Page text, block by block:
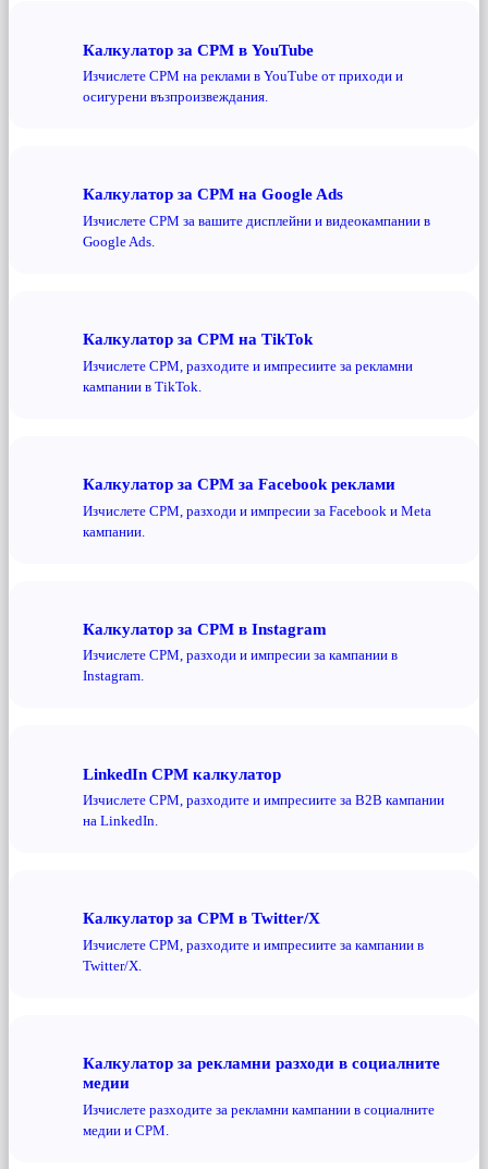
Калкулатор за CPM в YouTube
Изчислете CPM на реклами в YouTube от приходи и
осигурени възпроизвеждания.
Калкулатор за CPM на Google Ads
Изчислете CPM за вашите дисплейни и видеокампании в
Google Ads.
Калкулатор за CPM на TikTok
Изчислете CPM, разходите и импресиите за рекламни
кампании в TikTok.
Калкулатор за CPM за Facebook реклами
Изчислете CPM, разходи и импресии за Facebook и Meta
кампании.
Калкулатор за CPM в Instagram
Изчислете CPM, разходи и импресии за кампании в
Instagram.
LinkedIn CPM калкулатор
Изчислете CPM, разходите и импресиите за B2B кампании
на LinkedIn.
Калкулатор за CPM в Twitter/X
Изчислете CPM, разходите и импресиите за кампании в
Twitter/X.
Калкулатор за рекламни разходи в социалните
медии
Изчислете разходите за рекламни кампании в социалните
медии и CPM.